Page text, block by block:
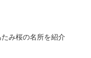
み桜の名所を紹介